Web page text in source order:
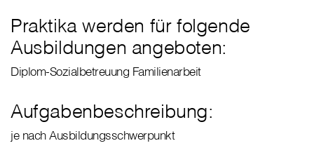
Praktika werden für folgende
Ausbildungen angeboten:
Diplom-Sozialbetreuung Familienarbeit
Aufgabenbeschreibung:
je nach Ausbildungsschwerpunkt